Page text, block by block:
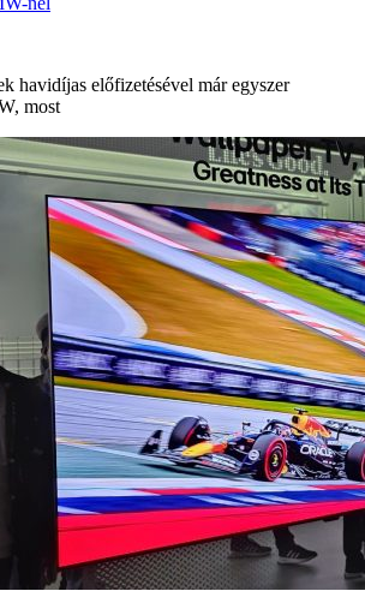
havidíjas előfizetésével már egyszer
most